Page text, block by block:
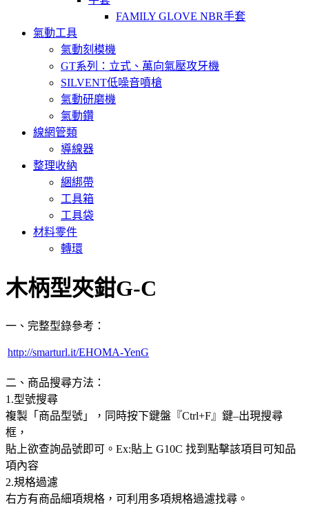
FAMILY GLOVE NBR手套
氣動工具
氣動刻模機
GT系列：立式、萬向氣壓攻牙機
SILVENT低噪音噴槍
氣動研磨機
氣動鑽
線網管類
導線器
整理收納
綑綁帶
工具箱
工具袋
材料零件
轉環
木柄型夾鉗G-C
一、完整型錄參考：
http://smarturl.it/EHOMA-YenG
二、商品搜尋方法：
1.型號搜尋
複製「商品型號」，同時按下鍵盤『Ctrl+F』鍵–出現搜尋
框，
貼上欲查詢品號即可。Ex:貼上 G10C 找到點擊該項目可知品
項內容
2.規格過濾
右方有商品細項規格，可利用多項規格過濾找尋。